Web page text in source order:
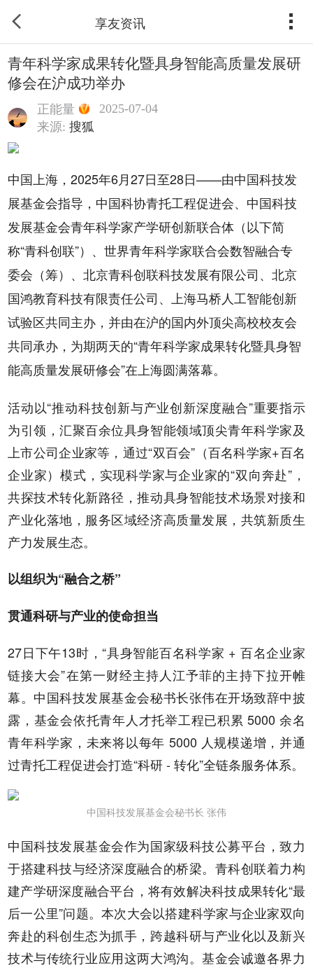
享友资讯
青年科学家成果转化暨具身智能高质量发展研
修会在沪成功举办
正能量
2025-07-04
来源: 搜狐
中国上海，2025年6月27日至28日——由中国科技发
展基金会指导，中国科协青托工程促进会、中国科技
发展基金会青年科学家产学研创新联合体（以下简
称“青科创联”）、世界青年科学家联合会数智融合专
委会（筹）、北京青科创联科技发展有限公司、北京
国鸿教育科技有限责任公司、上海马桥人工智能创新
试验区共同主办，并由在沪的国内外顶尖高校校友会
共同承办，为期两天的“青年科学家成果转化暨具身智
能高质量发展研修会”在上海圆满落幕。
活动以“推动科技创新与产业创新深度融合”重要指示
为引领，汇聚百余位具身智能领域顶尖青年科学家及
上市公司企业家等，通过“双百会”（百名科学家+百名
企业家）模式，实现科学家与企业家的“双向奔赴”，
共探技术转化新路径，推动具身智能技术场景对接和
产业化落地，服务区域经济高质量发展，共筑新质生
产力发展生态。
以组织为“融合之桥”
贯通科研与产业的使命担当
27日下午13时，“具身智能百名科学家 + 百名企业家
链接大会”在第一财经主持人江予菲的主持下拉开帷
幕。中国科技发展基金会秘书长张伟在开场致辞中披
露，基金会依托青年人才托举工程已积累 5000 余名
青年科学家，未来将以每年 5000 人规模递增，并通
过青托工程促进会打造“科研 - 转化”全链条服务体系。
中国科技发展基金会秘书长 张伟
中国科技发展基金会作为国家级科技公募平台，致力
于搭建科技与经济深度融合的桥梁。青科创联着力构
建产学研深度融合平台，将有效解决科技成果转化“最
后一公里”问题。本次大会以搭建科学家与企业家双向
奔赴的科创生态为抓手，跨越科研与产业化以及新兴
技术与传统行业应用这两大鸿沟。基金会诚邀各界力